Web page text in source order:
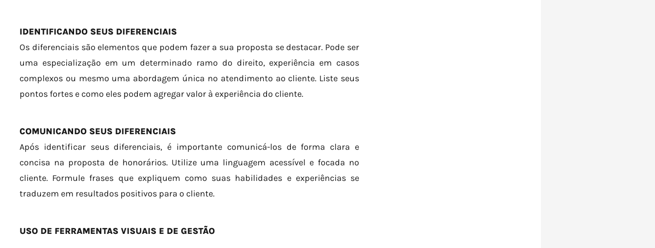
IDENTIFICANDO SEUS DIFERENCIAIS
Os diferenciais são elementos que podem fazer a sua proposta se destacar. Pode ser
uma especialização em um determinado ramo do direito, experiência em casos
complexos ou mesmo uma abordagem única no atendimento ao cliente. Liste seus
pontos fortes e como eles podem agregar valor à experiência do cliente.
COMUNICANDO SEUS DIFERENCIAIS
Após identificar seus diferenciais, é importante comunicá-los de forma clara e
concisa na proposta de honorários. Utilize uma linguagem acessível e focada no
cliente. Formule frases que expliquem como suas habilidades e experiências se
traduzem em resultados positivos para o cliente.
USO DE FERRAMENTAS VISUAIS E DE GESTÃO